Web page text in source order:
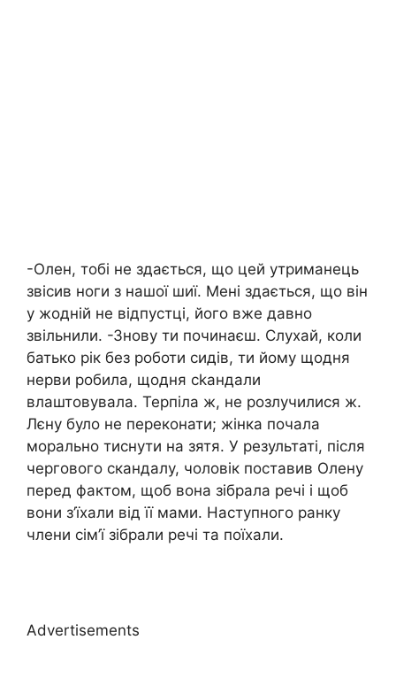
-Олен, тобі не здається, що цей утриманець
звісив ноги з нашої шиї. Мені здається, що він
у жодній не відпустці, його вже давно
звільнили. -Знову ти починаєш. Слухай, коли
батько рік без роботи сидів, ти йому щодня
нерви робила, щодня сkандали
влаштовувала. Терпіла ж, не розлучилися ж.
Лєну було не переконати; жінка почала
морально тиснути на зятя. У результаті, після
чергового скандалу, чоловік поставив Олену
перед фактом, щоб вона зібрала речі і щоб
вони з’їхали від її мами. Наступного ранку
члени сім’ї зібрали речі та поїхали.
Advertisements